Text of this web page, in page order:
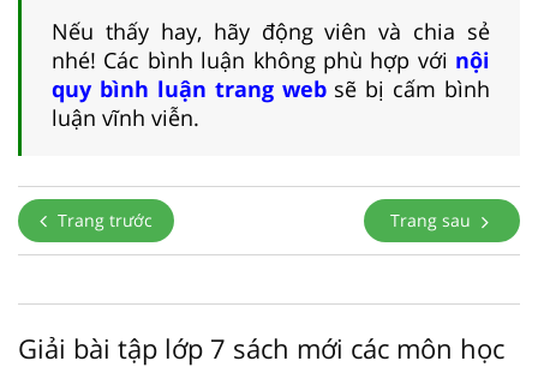
Nếu thấy hay, hãy động viên và chia sẻ
nhé! Các bình luận không phù hợp với nội
quy bình luận trang websẽ bị cấm bình
luận vĩnh viễn.
Trang trước Trang sau
Giải bài tập lớp 7 sách mới các môn học